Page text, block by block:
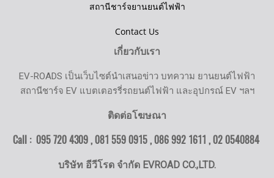
สถานีชาร์จยานยนต์ไฟฟ้า
Contact Us
เกี่ยวกับเรา
EV-ROADS เป็นเว็บไซต์นำเสนอข่าว บทความ ยานยนต์ไฟฟ้า
สถานีชาร์จ EV แบตเตอรรี่รถยนต์ไฟฟ้า และอุปกรณ์ EV ฯลฯ
ติดต่อโฆษณา
Call : 095 720 4309 , 081 559 0915 , 086 992 1611 ,02 0540884
บริษัท อีวีโรด จำกัด EVROAD CO.,LTD.